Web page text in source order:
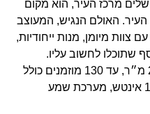
ירושלים מרכז העיר, הוא מקום
האולם הנגיש, המעוצב
מיומן, מנות ייחודיות,
שתוכלו לחשוב עליו.
כשרות רבנות ירושלים. אולם 250 מ״ר, עד 130 מוזמנים כולל
לינה, מסך לד בגודל 130 אינטש, מערכת שמע